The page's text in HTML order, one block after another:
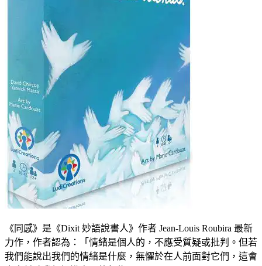
《同感》是《Dixit 妙語說書人》作者 Jean-Louis Roubira 最新
力作，作者認為：「情緒是個人的，不應受質疑或批判。但若
我們能說出我們的情緒是什麼，無懼於在人前面對它們，這會